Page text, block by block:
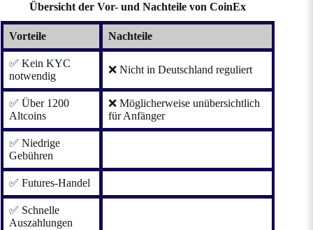
Übersicht der Vor- und Nachteile von CoinEx
Vorteile Nachteile
✅ Kein KYC
notwendig
❌ Nicht in Deutschland reguliert
✅ Über 1200
Altcoins
❌ Möglicherweise unübersichtlich
für Anfänger
✅ Niedrige
Gebühren
✅ Futures-Handel
✅ Schnelle
Auszahlungen